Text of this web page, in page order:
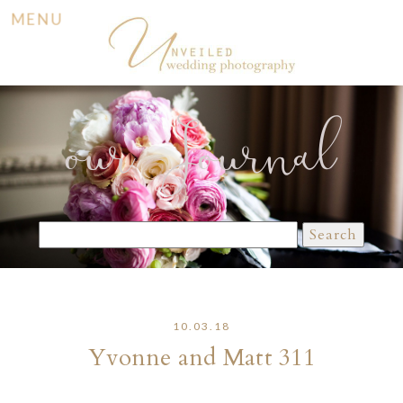
MENU
our Journal
for:
10.03.18
Yvonne and Matt 311